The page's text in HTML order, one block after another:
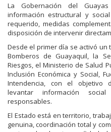
La Gobernación del
información estructural y
requerido, medidas
disposición de intervenir
Desde el primer día se activó un
Bomberos de Guayaquil, la
Riesgos, el Ministerio de Salud
Inclusión Económica y Social,
Intendencia, con el objetivo
levantar información
responsables.
El Estado está en territorio,
genuina, coordinación total y